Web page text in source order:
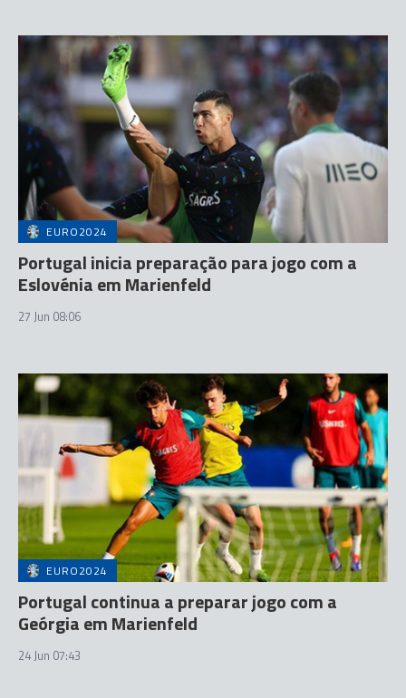
EURO2024
Portugal inicia preparação para jogo com a
Eslovénia em Marienfeld
27 Jun 08:06
EURO2024
Portugal continua a preparar jogo com a
Geórgia em Marienfeld
24 Jun 07:43